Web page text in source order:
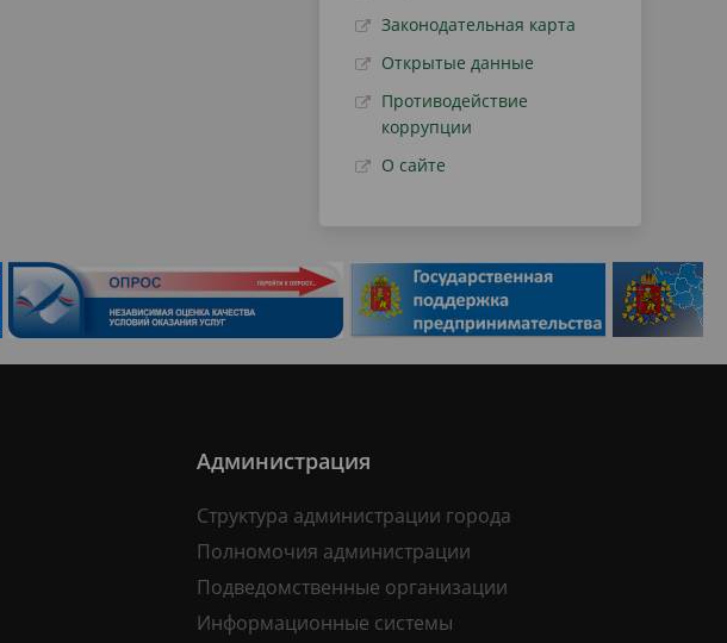
Законодательная карта
Открытые данные
Противодействие
коррупции
О сайте
Администрация
Структура администрации города
Полномочия администрации
Подведомственные организации
Информационные системы